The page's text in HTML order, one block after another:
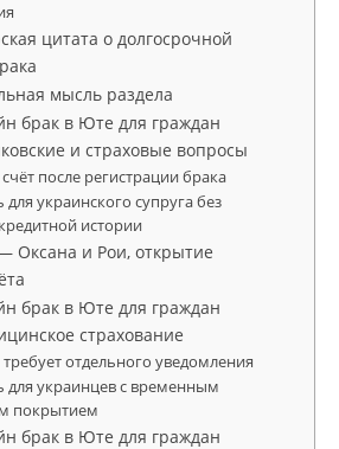
цитата о долгосрочной
мысль раздела
брак в Юте для граждан
и страховые вопросы
после регистрации брака
украинского супруга без
истории
Оксана и Рои, открытие
брак в Юте для граждан
страхование
отдельного уведомления
для украинцев с временным
покрытием
брак в Юте для граждан